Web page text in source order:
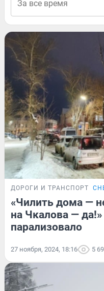
ДОРОГИ И ТРАНСПОРТ
«Чилить дома —
на Чкалова —
парализовало
27 ноября, 2024, 18:16 5